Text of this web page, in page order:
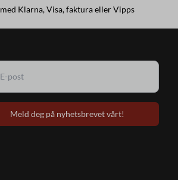
med Klarna, Visa, faktura eller Vipps
Meld deg på nyhetsbrevet vårt!